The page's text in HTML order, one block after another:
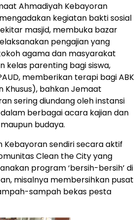
Ahmadiyah Kebayoran
kegiatan bakti sosial
masjid, membuka bazar
pengajian yang
agama dan masyarakat
kelas parenting bagi siswa,
memberikan terapi bagi ABK
Khusus), bahkan Jemaat
sering diundang oleh instansi
berbagai acara kajian dan
budaya.
Kebayoran sendiri secara aktif
Clean the City yang
program ‘bersih-bersih’ di
misalnya membersihkan pusat
sampah bekas pesta